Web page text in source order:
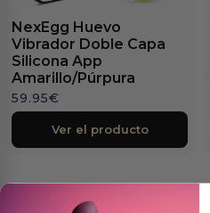
NexEgg Huevo
Vibrador Doble Capa
Silicona App
Amarillo/Púrpura
59.95€
Ver el producto